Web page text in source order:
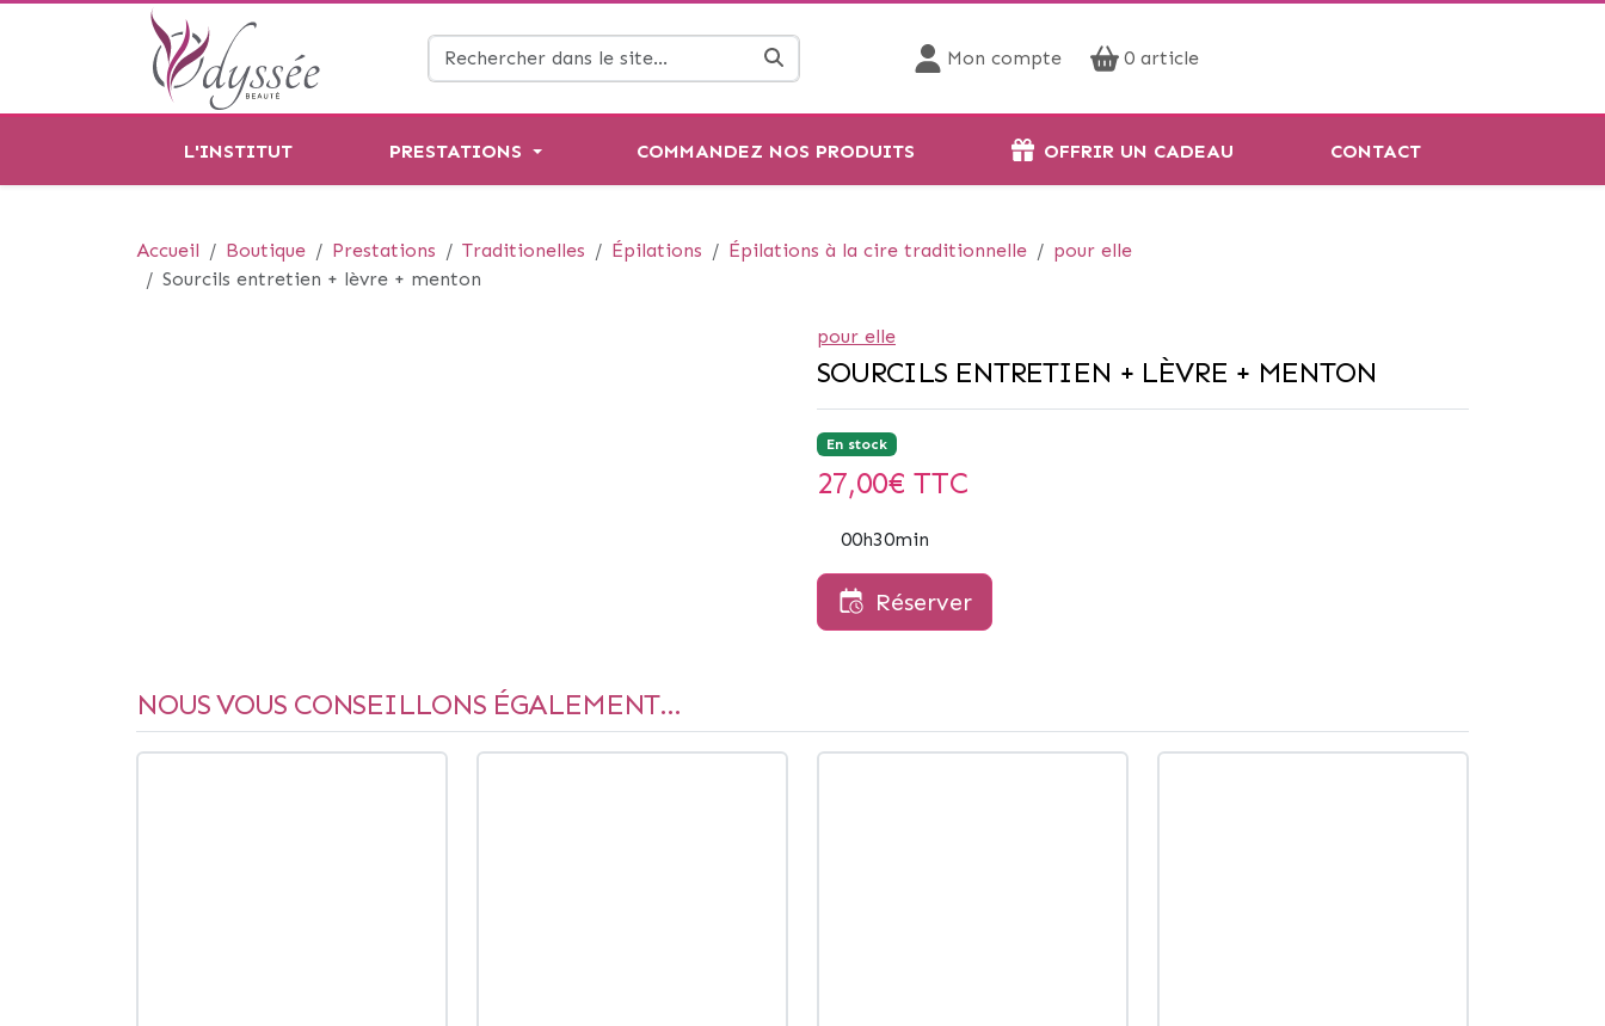
Mon compte 0 article
L'INSTITUT PRESTATIONS COMMANDEZ NOS PRODUITS OFFRIR UN CADEAU CONTACT
Accueil Boutique Prestations Traditionelles Épilations Épilations à la cire traditionnelle
pour elle
Sourcils entretien + lèvre + menton
pour elle
SOURCILS ENTRETIEN + LÈVRE + MENTON
En stock
27,00€ TTC
00h30min
Réserver
NOUS VOUS CONSEILLONS ÉGALEMENT...